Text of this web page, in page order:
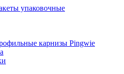
упаковочные
карнизы Pingwie